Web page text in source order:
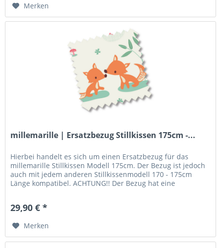
Merken
millemarille | Ersatzbezug Stillkissen 175cm -...
Hierbei handelt es sich um einen Ersatzbezug für das
millemarille Stillkissen Modell 175cm. Der Bezug ist jedoch
auch mit jedem anderen Stillkissenmodell 170 - 175cm
Länge kompatibel. ACHTUNG!! Der Bezug hat eine
29,90 € *
Merken